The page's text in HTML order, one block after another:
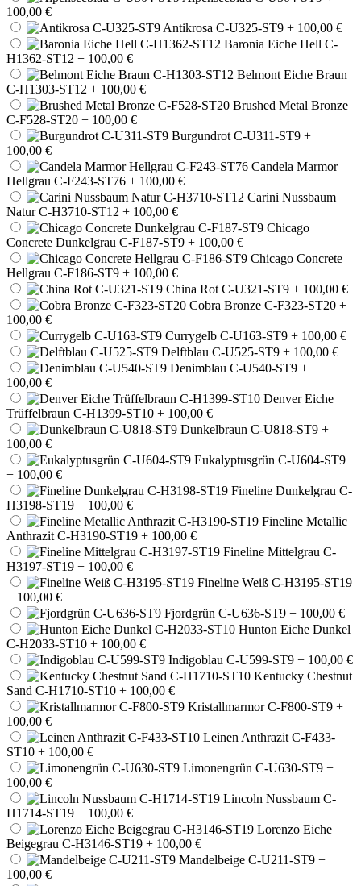
100,00 €
Antikrosa C-U325-ST9 + 100,00 €
Baronia Eiche Hell C-
H1362-ST12 + 100,00 €
Belmont Eiche Braun
C-H1303-ST12 + 100,00 €
Brushed Metal Bronze
C-F528-ST20 + 100,00 €
Burgundrot C-U311-ST9 +
100,00 €
Candela Marmor
Hellgrau C-F243-ST76 + 100,00 €
Carini Nussbaum
Natur C-H3710-ST12 + 100,00 €
Chicago
Concrete Dunkelgrau C-F187-ST9 + 100,00 €
Chicago Concrete
Hellgrau C-F186-ST9 + 100,00 €
China Rot C-U321-ST9 + 100,00 €
Cobra Bronze C-F323-ST20 +
100,00 €
Currygelb C-U163-ST9 + 100,00 €
Delftblau C-U525-ST9 + 100,00 €
Denimblau C-U540-ST9 +
100,00 €
Denver Eiche
Trüffelbraun C-H1399-ST10 + 100,00 €
Dunkelbraun C-U818-ST9 +
100,00 €
Eukalyptusgrün C-U604-ST9
+ 100,00 €
Fineline Dunkelgrau C-
H3198-ST19 + 100,00 €
Fineline Metallic
Anthrazit C-H3190-ST19 + 100,00 €
Fineline Mittelgrau C-
H3197-ST19 + 100,00 €
Fineline Weiß C-H3195-ST19
+ 100,00 €
Fjordgrün C-U636-ST9 + 100,00 €
Hunton Eiche Dunkel
C-H2033-ST10 + 100,00 €
Indigoblau C-U599-ST9 + 100,00 €
Kentucky Chestnut
Sand C-H1710-ST10 + 100,00 €
Kristallmarmor C-F800-ST9 +
100,00 €
Leinen Anthrazit C-F433-
ST10 + 100,00 €
Limonengrün C-U630-ST9 +
100,00 €
Lincoln Nussbaum C-
H1714-ST19 + 100,00 €
Lorenzo Eiche
Beigegrau C-H3146-ST19 + 100,00 €
Mandelbeige C-U211-ST9 +
100,00 €